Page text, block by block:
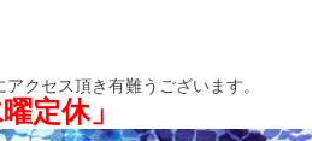
クセス頂き有難うございます。
」